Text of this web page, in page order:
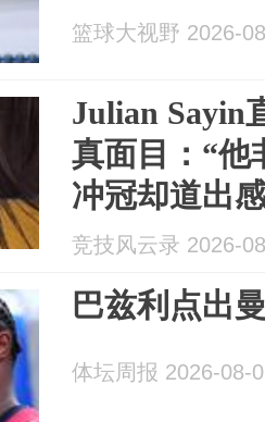
篮球大视野 2026-
Julian Sayin
真面目：“
冲冠却道出
竞技风云录 2026-
巴兹利点出
体坛周报 2026-08-